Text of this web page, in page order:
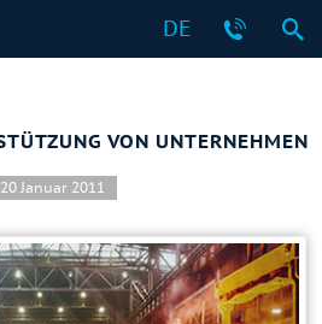
DE
VON UNTERNEHMEN
20 Januar 2011